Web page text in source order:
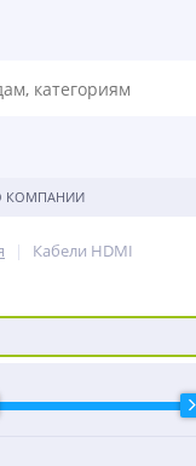
КОМПАНИИ
Кабели HDMI